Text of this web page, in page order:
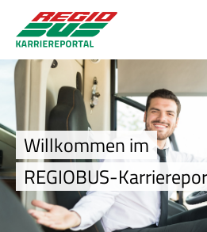
Willkommen im
REGIOBUS-